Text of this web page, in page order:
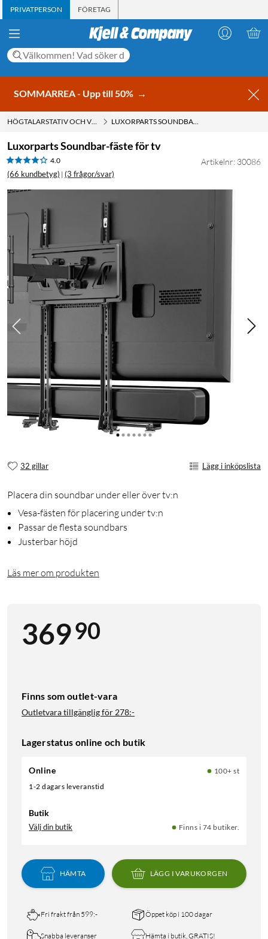
PRIVATPERSON FÖRETAG
SOMMARREA - Upp till 50% →
HÖGTALARSTATIV OCH VÄGGFÄSTE LUXORPARTS SOUNDBAR-FÄSTE FÖR TV
Luxorparts Soundbar-fäste för tv
4.0
(66 kundbetyg) | (3 frågor/svar)
Artikelnr: 30086
32 gillar Lägg i inköpslista
Placera din soundbar under eller över tv:n
Vesa-fästen för placering under tv:n
Passar de flesta soundbars
Justerbar höjd
Läs mer om produkten
36990
Finns som outlet-vara
Outletvara tillgänglig för278:-
Lagerstatus online och butik
Online
100+ st
1-2 dagars leveranstid
Butik
Välj din butik Finns i 74 butiker.
HÄMTA LÄGG I VARUKORGEN
Fri frakt från 599:- Öppet köp i 100 dagar
Snabba leveranser Hämta i butik, GRATIS!